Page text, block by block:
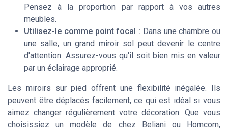
Pensez à la proportion par rapport à vos autres
meubles.
Utilisez-le comme point focal : Dans une chambre ou
une salle, un grand miroir sol peut devenir le centre
d'attention. Assurez-vous qu'il soit bien mis en valeur
par un éclairage approprié.
Les miroirs sur pied offrent une flexibilité inégalée. Ils
peuvent être déplacés facilement, ce qui est idéal si vous
aimez changer régulièrement votre décoration. Que vous
choisissiez un modèle de chez Beliani ou Homcom,